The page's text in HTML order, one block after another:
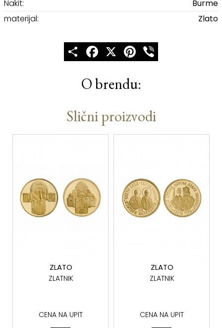
Nakit:
Burme
materijal:
Zlato
ShareFacebook
X Pinterest
O brendu:
Slični proizvodi
ZLATO
ZLATNIK
CENA NA UPIT
ZLATO
ZLATNIK
CENA NA UPIT